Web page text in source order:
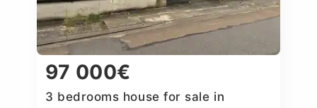
97 000€
3 bedrooms house for sale in